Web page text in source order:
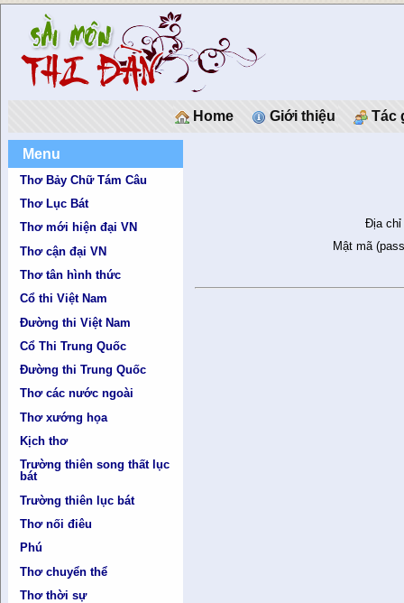
Home Giới thiệu Tác
Menu
Thơ Bảy Chữ Tám Câu
Thơ Lục Bát
Thơ mới hiện đại VN
Thơ cận đại VN
Thơ tân hình thức
Cổ thi Việt Nam
Đường thi Việt Nam
Cổ Thi Trung Quốc
Đường thi Trung Quốc
Thơ các nước ngoài
Thơ xướng họa
Kịch thơ
Trường thiên song thất lục
bát
Trường thiên lục bát
Thơ nối điêu
Phú
Thơ chuyển thể
Thơ thời sự
Địa chỉ
Mật mã